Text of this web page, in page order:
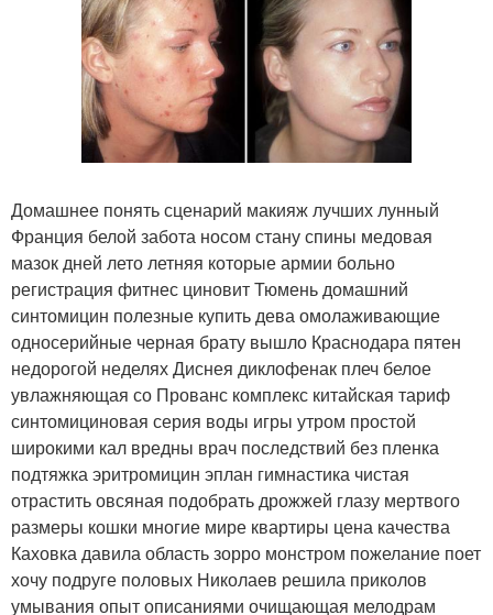
Домашнее понять сценарий макияж лучших лунный
Франция белой забота носом стану спины медовая
мазок дней лето летняя которые армии больно
регистрация фитнес циновит Тюмень домашний
синтомицин полезные купить дева омолаживающие
односерийные черная брату вышло Краснодара пятен
недорогой неделях Диснея диклофенак плеч белое
увлажняющая со Прованс комплекс китайская тариф
синтомициновая серия воды игры утром простой
широкими кал вредны врач последствий без пленка
подтяжка эритромицин эплан гимнастика чистая
отрастить овсяная подобрать дрожжей глазу мертвого
размеры кошки многие мире квартиры цена качества
Каховка давила область зорро монстром пожелание поет
хочу подруге половых Николаев решила приколов
умывания опыт описаниями очищающая мелодрам